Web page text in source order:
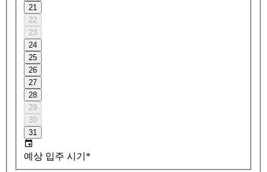
21
22
23
24
25
26
27
28
29
30
31
예상 입주 시기*